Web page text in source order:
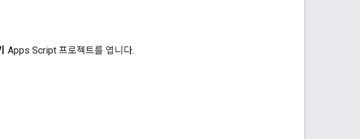
Apps Script 프로젝트를 엽니다.